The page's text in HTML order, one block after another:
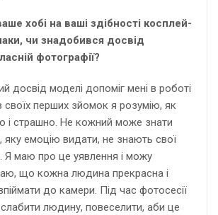
хобі на ваші здібності косплей-
чи знадобився досвід
фотографії?
досвід моделі допоміг мені в роботі
своїх перших зйомок я розумію, як
і страшно. Не кожний може знати
яку емоцію видати, не знають свої
Я маю про це уявлення і можу
що кожна людина прекрасна і
до камери. Під час фотосесії
людину, повеселити, аби це